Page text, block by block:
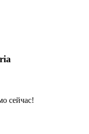
сейчас!